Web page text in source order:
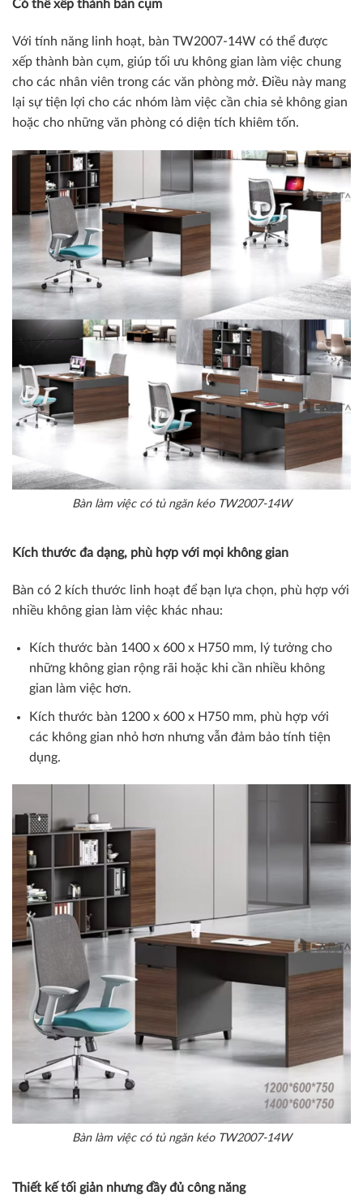
Có thể xếp thành bàn cụm
Với tính năng linh hoạt, bàn TW2007-14W có thể được
xếp thành bàn cụm, giúp tối ưu không gian làm việc chung
cho các nhân viên trong các văn phòng mở. Điều này mang
lại sự tiện lợi cho các nhóm làm việc cần chia sẻ không gian
hoặc cho những văn phòng có diện tích khiêm tốn.
Bàn làm việc có tủ ngăn kéo TW2007-14W
Kích thước đa dạng, phù hợp với mọi không gian
Bàn có 2 kích thước linh hoạt để bạn lựa chọn, phù hợp với
nhiều không gian làm việc khác nhau:
Kích thước bàn 1400 x 600 x H750 mm, lý tưởng cho
những không gian rộng rãi hoặc khi cần nhiều không
gian làm việc hơn.
Kích thước bàn 1200 x 600 x H750 mm, phù hợp với
các không gian nhỏ hơn nhưng vẫn đảm bảo tính tiện
dụng.
Bàn làm việc có tủ ngăn kéo TW2007-14W
Thiết kế tối giản nhưng đầy đủ công năng